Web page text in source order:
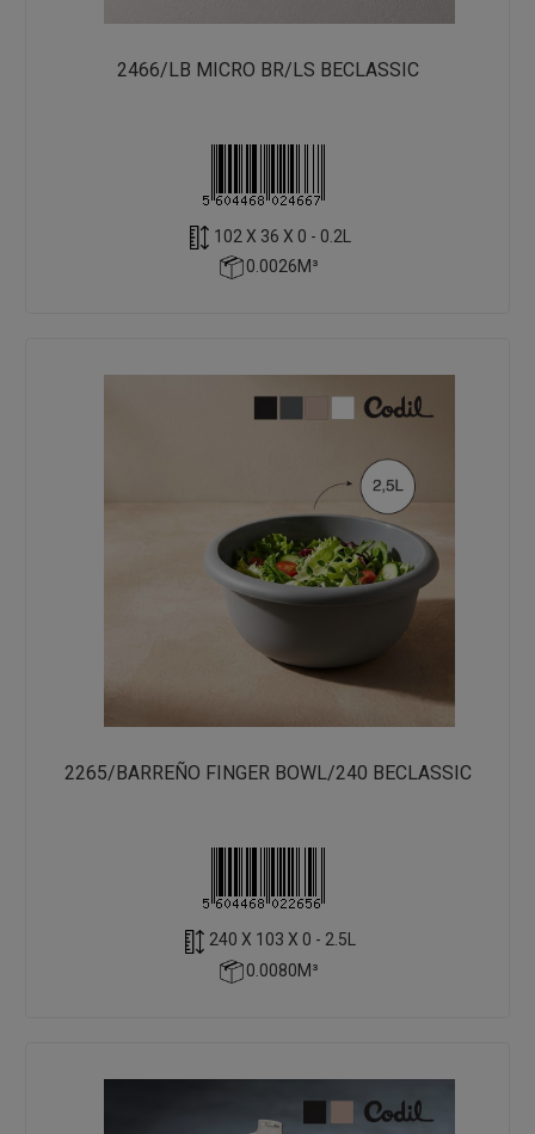
2466/LB MICRO BR/LS BECLASSIC
102 X 36 X 0 - 0.2L
0.0026M³
2265/BARREÑO FINGER BOWL/240 BECLASSIC
240 X 103 X 0 - 2.5L
0.0080M³